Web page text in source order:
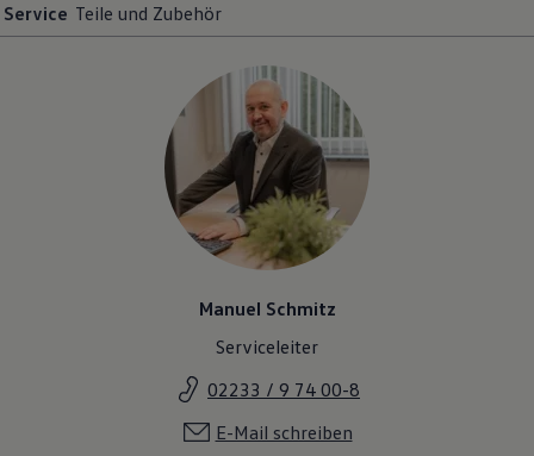
Service Teile und Zubehör
Manuel Schmitz
Serviceleiter
02233 / 9 74 00-8
E-Mail schreiben